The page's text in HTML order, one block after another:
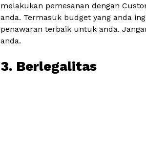
melakukan pemesanan dengan
anda. Termasuk budget yang anda
penawaran terbaik untuk anda.
anda.
3. Berlegalitas